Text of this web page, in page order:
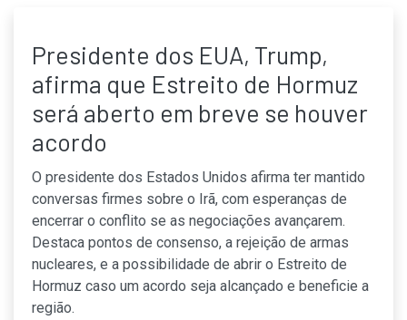
Presidente dos EUA, Trump,
afirma que Estreito de Hormuz
será aberto em breve se houver
acordo
O presidente dos Estados Unidos afirma ter mantido
conversas firmes sobre o Irã, com esperanças de
encerrar o conflito se as negociações avançarem.
Destaca pontos de consenso, a rejeição de armas
nucleares, e a possibilidade de abrir o Estreito de
Hormuz caso um acordo seja alcançado e beneficie a
região.